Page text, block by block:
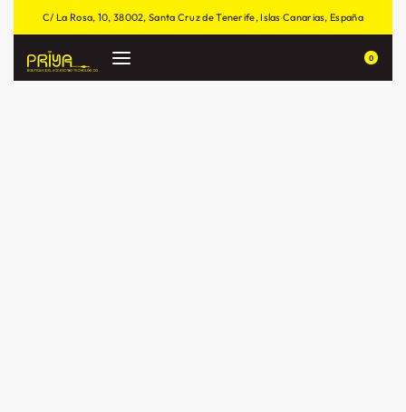
C/ La Rosa, 10, 38002, Santa Cruz de Tenerife, Islas Canarias, España
0